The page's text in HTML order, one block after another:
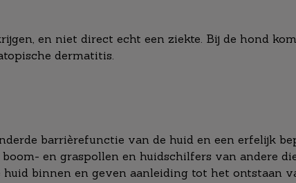
en niet direct echt een ziekte. Bij de hond
dermatitis.
barrièrefunctie van de huid en een erfelijk
en graspollen en huidschilfers van andere
binnen en geven aanleiding tot het ontstaan